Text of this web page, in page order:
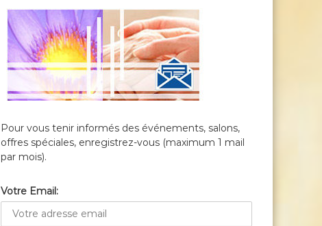
Pour vous tenir informés des événements, salons,
offres spéciales, enregistrez-vous (maximum 1 mail
par mois).
Votre Email: